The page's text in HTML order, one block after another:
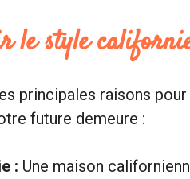
le style
principales raisons
future demeure :
: Une maison